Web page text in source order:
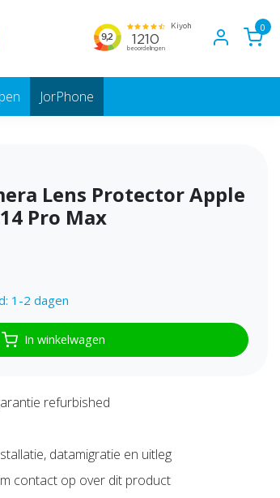
0
JorPhone
Lens Protector Apple
Pro Max
1-2 dagen
In winkelwagen
refurbished
datamigratie en uitleg
contact op over dit product